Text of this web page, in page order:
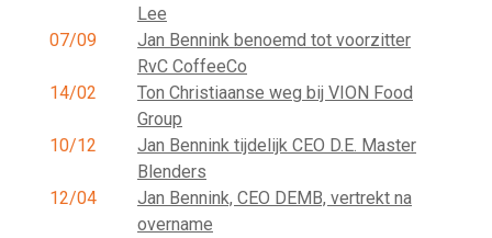
Lee
07/09
Jan Bennink benoemd tot voorzitter
RvC CoffeeCo
14/02
Ton Christiaanse weg bij VION Food
Group
10/12
Jan Bennink tijdelijk CEO D.E. Master
Blenders
12/04
Jan Bennink, CEO DEMB, vertrekt na
overname